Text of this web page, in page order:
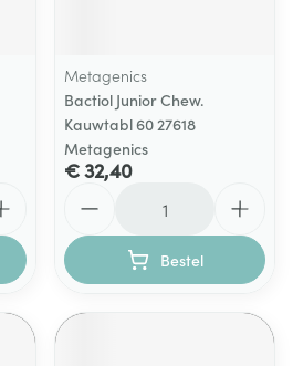
Metagenics
Bactiol Junior Chew.
Kauwtabl 60 27618
Metagenics
€ 32,40
Bestel